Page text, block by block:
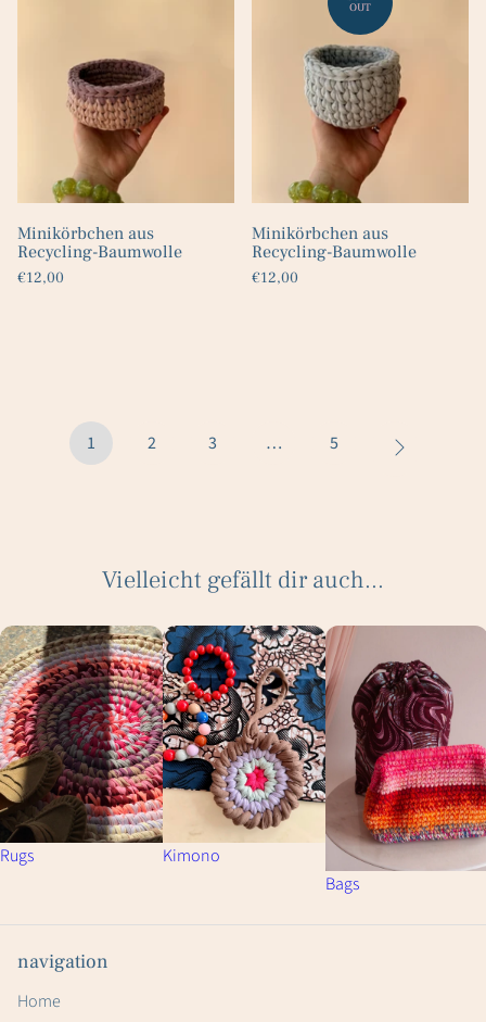
Minikörbchen aus
Recycling-Baumwolle
€12,00
Minikörbchen aus
Recycling-Baumwolle
€12,00
1 2 3 … 5
Vielleicht gefällt dir auch...
Rugs
Kimono
Bags
navigation
Home